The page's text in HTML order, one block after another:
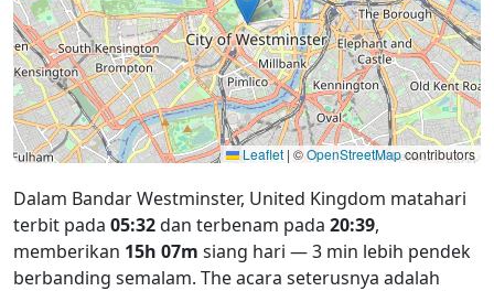
Leaflet | ©OpenStreetMapcontributors
Dalam Bandar Westminster, United Kingdom matahari
terbit pada 05:32dan terbenam pada 20:39,
memberikan 15h 07m siang hari — 3 min lebih pendek
berbanding semalam. The acara seterusnya adalah